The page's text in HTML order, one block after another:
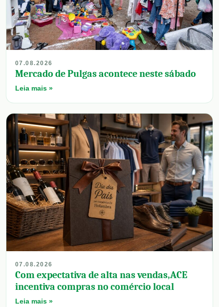
07.08.2026
Mercado de Pulgas acontece neste sábado
Leia mais »
07.08.2026
Com expectativa de alta nas vendas,ACE
incentiva compras no comércio local
Leia mais »